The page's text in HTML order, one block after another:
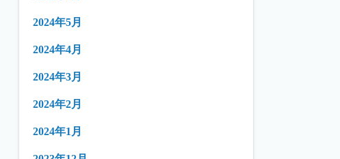
2024年5月
2024年4月
2024年3月
2024年2月
2024年1月